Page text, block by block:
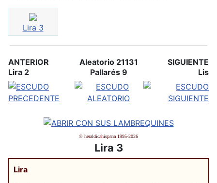
Lira 3
ANTERIOR
Lira 2
Aleatorio 21131
Pallarés 9
SIGUIENTE
Lis
© heraldicahispana 1995-2026
Lira 3
Lira